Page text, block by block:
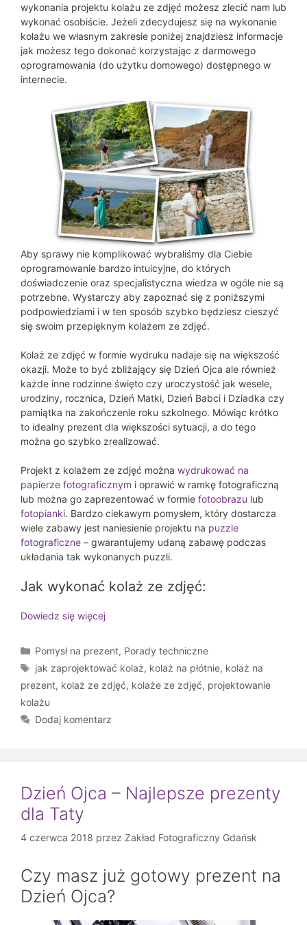
wykonania projektu kolażu ze zdjęć możesz zlecić nam lub
wykonać osobiście. Jeżeli zdecydujesz się na wykonanie
kolażu we własnym zakresie poniżej znajdziesz informacje
jak możesz tego dokonać korzystając z darmowego
oprogramowania (do użytku domowego) dostępnego w
internecie.
Aby sprawy nie komplikować wybraliśmy dla Ciebie
oprogramowanie bardzo intuicyjne, do których
doświadczenie oraz specjalistyczna wiedza w ogóle nie są
potrzebne. Wystarczy aby zapoznać się z poniższymi
podpowiedziami i w ten sposób szybko będziesz cieszyć
się swoim przepięknym kolażem ze zdjęć.
Kolaż ze zdjęć w formie wydruku nadaje się na większość
okazji. Może to być zbliżający się Dzień Ojca ale również
każde inne rodzinne święto czy uroczystość jak wesele,
urodziny, rocznica, Dzień Matki, Dzień Babci i Dziadka czy
pamiątka na zakończenie roku szkolnego. Mówiąc krótko
to idealny prezent dla większości sytuacji, a do tego
można go szybko zrealizować.
Projekt z kolażem ze zdjęć można wydrukować na
papierze fotograficznym i oprawić w ramkę fotograficzną
lub można go zaprezentować w formie fotoobrazu lub
fotopianki. Bardzo ciekawym pomysłem, który dostarcza
wiele zabawy jest naniesienie projektu na puzzle
fotograficzne – gwarantujemy udaną zabawę podczas
układania tak wykonanych puzzli.
Jak wykonać kolaż ze zdjęć:
Dowiedz się więcej
Kategorie
Pomysł na prezent, Porady techniczne
Tagi
jak zaprojektować kolaż, kolaż na płótnie, kolaż na
prezent, kolaż ze zdjęć, kolaże ze zdjęć, projektowanie
kolażu
Dodaj komentarz
Dzień Ojca – Najlepsze prezenty
dla Taty
4 czerwca 2018 przez Zakład Fotograficzny Gdańsk
Czy masz już gotowy prezent na
Dzień Ojca?